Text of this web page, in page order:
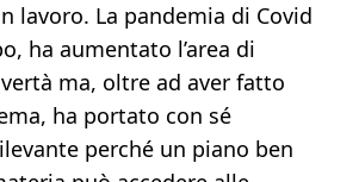
lavoro. La pandemia di Covid
ha aumentato l’area di
ma, oltre ad aver fatto
ha portato con sé
perché un piano ben